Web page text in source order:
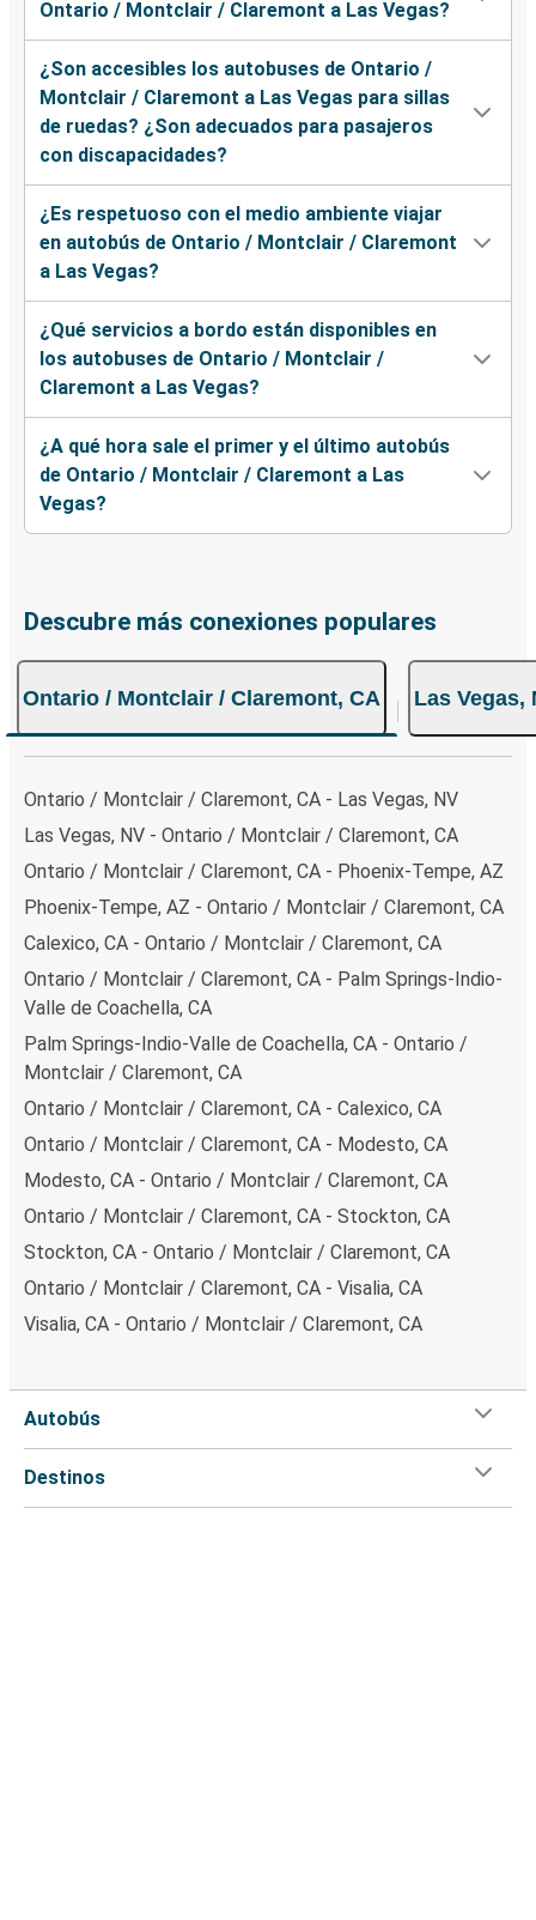
Ontario / Montclair / Claremont a Las Vegas?
¿Son accesibles los autobuses de Ontario /
Montclair / Claremont a Las Vegas para sillas
de ruedas? ¿Son adecuados para pasajeros
con discapacidades?
¿Es respetuoso con el medio ambiente viajar
en autobús de Ontario / Montclair / Claremont
a Las Vegas?
¿Qué servicios a bordo están disponibles en
los autobuses de Ontario / Montclair /
Claremont a Las Vegas?
¿A qué hora sale el primer y el último autobús
de Ontario / Montclair / Claremont a Las
Vegas?
Descubre más conexiones populares
Ontario / Montclair / Claremont, CA Las Vegas,
Ontario / Montclair / Claremont, CA - Las Vegas, NV
Las Vegas, NV - Ontario / Montclair / Claremont, CA
Ontario / Montclair / Claremont, CA - Phoenix-Tempe, AZ
Phoenix-Tempe, AZ - Ontario / Montclair / Claremont, CA
Calexico, CA - Ontario / Montclair / Claremont, CA
Ontario / Montclair / Claremont, CA - Palm Springs-Indio-
Valle de Coachella, CA
Palm Springs-Indio-Valle de Coachella, CA - Ontario /
Montclair / Claremont, CA
Ontario / Montclair / Claremont, CA - Calexico, CA
Ontario / Montclair / Claremont, CA - Modesto, CA
Modesto, CA - Ontario / Montclair / Claremont, CA
Ontario / Montclair / Claremont, CA - Stockton, CA
Stockton, CA - Ontario / Montclair / Claremont, CA
Ontario / Montclair / Claremont, CA - Visalia, CA
Visalia, CA - Ontario / Montclair / Claremont, CA
Autobús
Destinos